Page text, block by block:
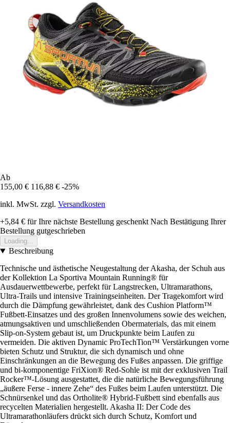
Ab
155,00 € 116,88 € -25%
inkl. MwSt. zzgl. Versandkosten
+5,84 € für Ihre nächste Bestellung geschenkt Nach Bestätigung Ihrer
Bestellung gutgeschrieben
Loading...
Beschreibung
Technische und ästhetische Neugestaltung der Akasha, der Schuh aus
der Kollektion La Sportiva Mountain Running® für
Ausdauerwettbewerbe, perfekt für Langstrecken, Ultramarathons,
Ultra-Trails und intensive Trainingseinheiten. Der Tragekomfort wird
durch die Dämpfung gewährleistet, dank des Cushion Platform™
Fußbett-Einsatzes und des großen Innenvolumens sowie des weichen,
atmungsaktiven und umschließenden Obermaterials, das mit einem
Slip-on-System gebaut ist, um Druckpunkte beim Laufen zu
vermeiden. Die aktiven Dynamic ProTechTion™ Verstärkungen vorne
bieten Schutz und Struktur, die sich dynamisch und ohne
Einschränkungen an die Bewegung des Fußes anpassen. Die griffige
und bi-komponentige FriXion® Red-Sohle ist mit der exklusiven Trail
Rocker™-Lösung ausgestattet, die die natürliche Bewegungsführung
„äußere Ferse - innere Zehe“ des Fußes beim Laufen unterstützt. Die
Schnürsenkel und das Ortholite® Hybrid-Fußbett sind ebenfalls aus
recycelten Materialien hergestellt. Akasha II: Der Code des
Ultramarathonläufers drückt sich durch Schutz, Komfort und